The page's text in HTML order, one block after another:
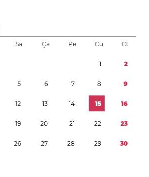
Sa Ça Pe Cu Ct
1 2
5 6 7 8 9
12 13 14 15 16
19 20 21 22 23
26 27 28 29 30